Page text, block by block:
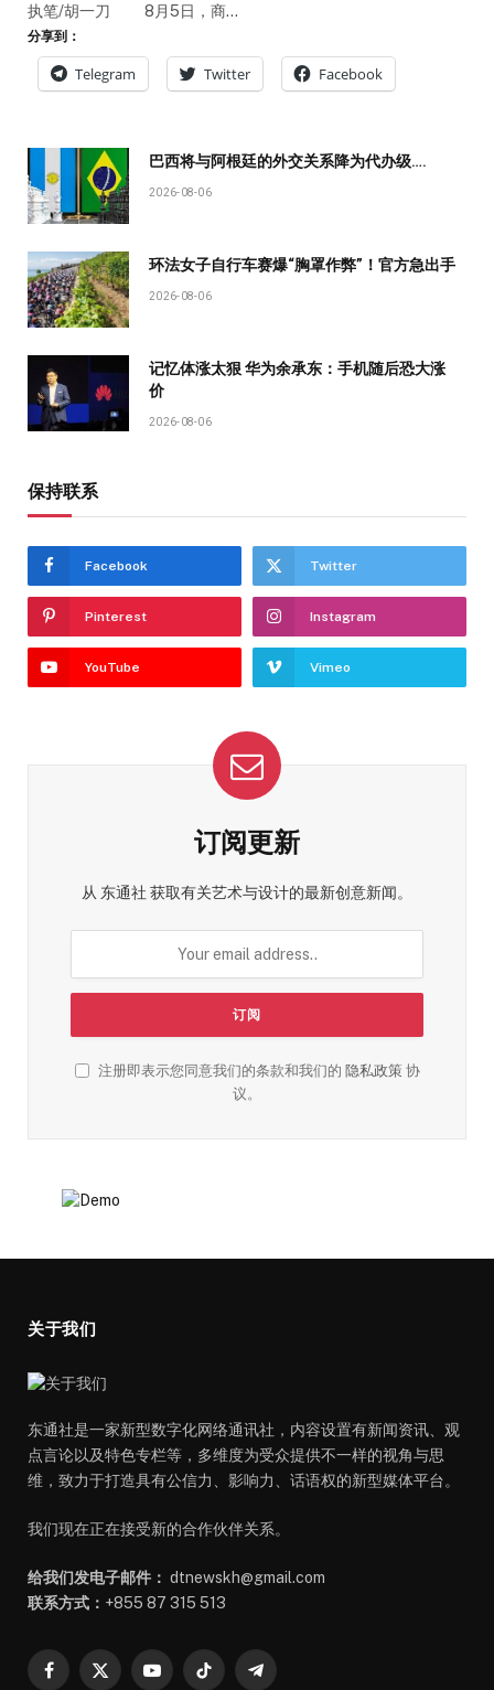
执笔/胡一刀 8月5日，商…
分享到：
Telegram Twitter Facebook
巴西将与阿根廷的外交关系降为代办级….
2026-08-06
环法女子自行车赛爆“胸罩作弊”！官方急出手
2026-08-06
记忆体涨太狠 华为余承东：手机随后恐大涨
价
2026-08-06
保持联系
Facebook Twitter
Pinterest Instagram
YouTube Vimeo
订阅更新
从 东通社 获取有关艺术与设计的最新创意新闻。
注册即表示您同意我们的条款和我们的 隐私政策协
议。
关于我们
东通社是一家新型数字化网络通讯社，内容设置有新闻资讯、观
点言论以及特色专栏等，多维度为受众提供不一样的视角与思
维，致力于打造具有公信力、影响力、话语权的新型媒体平台。
我们现在正在接受新的合作伙伴关系。
给我们发电子邮件： dtnewskh@gmail.com
联系方式： +855 87 315 513
Facebook
X
YouTubeTikTok Telegram